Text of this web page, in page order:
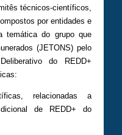
técnicos-científicos,
por entidades e
temática do grupo que
(JETONS) pelo
do REDD+
relacionadas a
de REDD+ do